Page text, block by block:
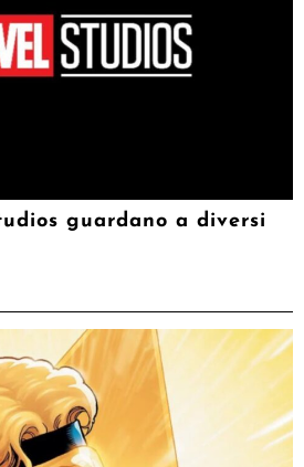
guardano a diversi